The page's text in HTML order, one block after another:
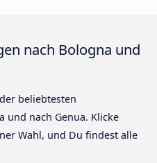
nach Bologna und
beliebtesten
und nach Genua. Klicke
Wahl, und Du findest alle